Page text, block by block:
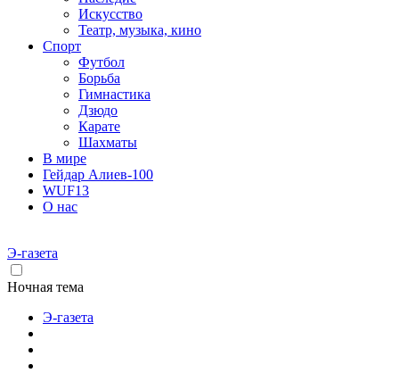
Искусство
Театр, музыка, кино
Спорт
Футбол
Борьба
Гимнастика
Дзюдо
Карате
Шахматы
В мире
Гейдар Алиев-100
WUF13
О нас
Э-газета
Ночная тема
Э-газета